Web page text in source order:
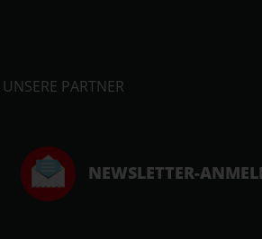
UNSERE PARTNER
NEWSLETTER-